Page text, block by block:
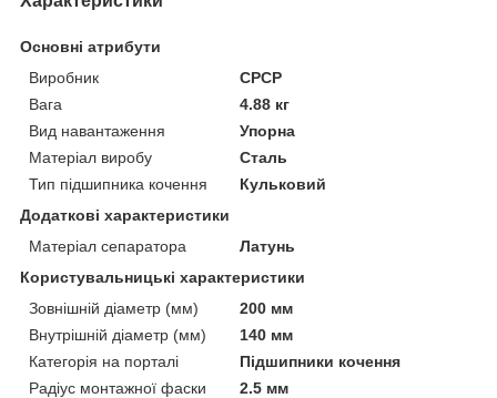
Основні атрибути
Виробник
СРСР
Вага
4.88 кг
Вид навантаження
Упорна
Матеріал виробу
Сталь
Тип підшипника кочення
Кульковий
Додаткові характеристики
Матеріал сепаратора
Латунь
Користувальницькі характеристики
Зовнішній діаметр (мм)
200 мм
Внутрішній діаметр (мм)
140 мм
Категорія на порталі
Підшипники кочення
Радіус монтажної фаски
2.5 мм